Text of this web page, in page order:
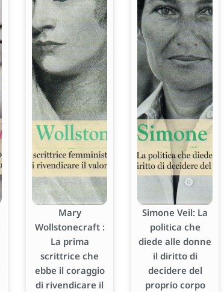
Mary
Wollstonecraft :
La prima
scrittrice che
ebbe il coraggio
di rivendicare il
Simone Veil: La
politica che
diede alle donne
il diritto di
decidere del
proprio corpo